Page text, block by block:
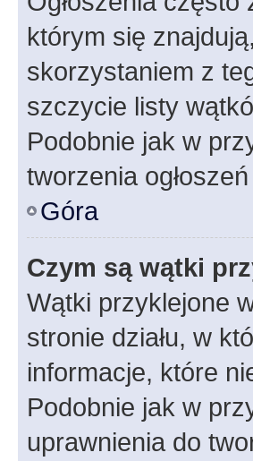
którym się
skorzystaniem z
szczycie listy
Podobnie jak w
tworzenia
Góra
Czym są wątki
Wątki przyklejone
stronie działu, w
informacje, które
Podobnie jak w
uprawnienia do